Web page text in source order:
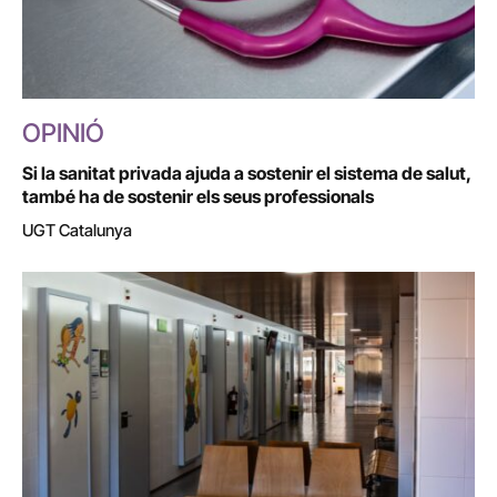
OPINIÓ
Si la sanitat privada ajuda a sostenir el sistema de salut,
també ha de sostenir els seus professionals
UGT Catalunya